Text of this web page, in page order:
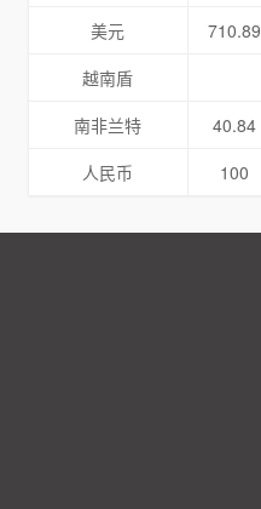
美元
710.89
越南盾
南非兰特
40.84
人民币
100